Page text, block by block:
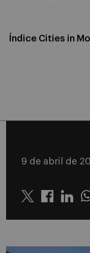
Índice Cities in
9 de abril de
Twitter